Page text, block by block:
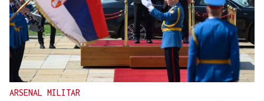
ARSENAL MILITAR